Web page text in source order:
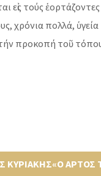
εἰς τούς
χρόνια πολλά, ὑγεία
τήν προκοπή τοῦ
ΚΥΡΙΑΚΗΣ«Ο ΑΡΤΟΣ